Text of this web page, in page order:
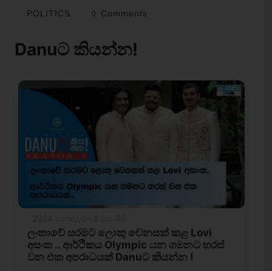
POLITICS 0 Comments